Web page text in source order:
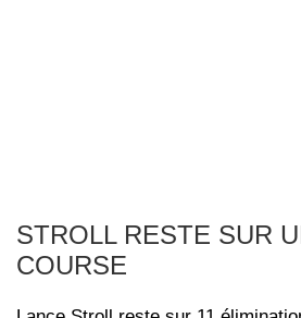
STROLL RESTE SUR
COURSE